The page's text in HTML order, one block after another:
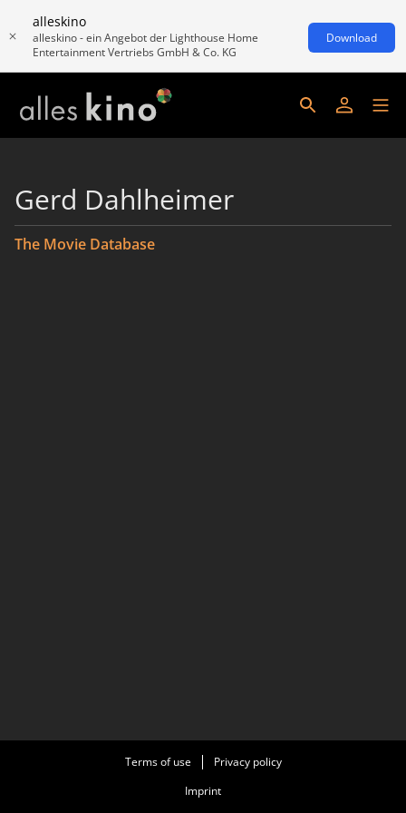
alleskino
alleskino - ein Angebot der Lighthouse Home
Entertainment Vertriebs GmbH & Co. KG
Download
Gerd Dahlheimer
The Movie Database
Terms of use
Privacy policy
Imprint